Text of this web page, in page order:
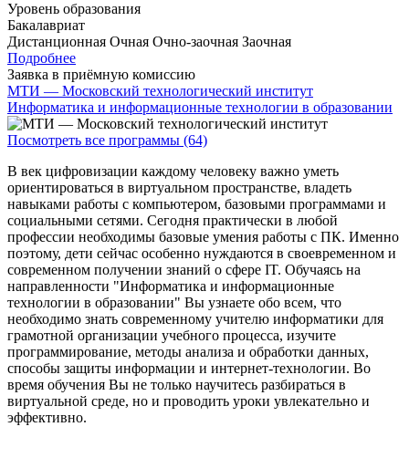
Уровень образования
Бакалавриат
Дистанционная Очная Очно-заочная Заочная
Подробнее
Заявка в приёмную комиссию
МТИ — Московский технологический институт
Информатика и информационные технологии в образовании
Посмотреть все программы (64)
В век цифровизации каждому человеку важно уметь
ориентироваться в виртуальном пространстве, владеть
навыками работы с компьютером, базовыми программами и
социальными сетями. Сегодня практически в любой
профессии необходимы базовые умения работы с ПК. Именно
поэтому, дети сейчас особенно нуждаются в своевременном и
современном получении знаний о сфере IT. Обучаясь на
направленности "Информатика и информационные
технологии в образовании" Вы узнаете обо всем, что
необходимо знать современному учителю информатики для
грамотной организации учебного процесса, изучите
программирование, методы анализа и обработки данных,
способы защиты информации и интернет-технологии. Во
время обучения Вы не только научитесь разбираться в
виртуальной среде, но и проводить уроки увлекательно и
эффективно.